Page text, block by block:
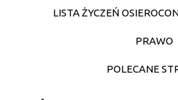
LISTA ŻYCZEŃ
PRAWO
POLECANE